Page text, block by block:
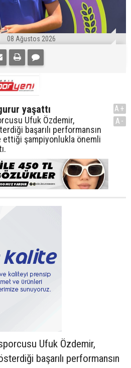
08 Ağustos 2026
yaşattı
Ufuk Özdemir,
başarılı performansın
ettiği şampiyonlukla önemli
A+
A-
Ufuk Özdemir,
başarılı performansın